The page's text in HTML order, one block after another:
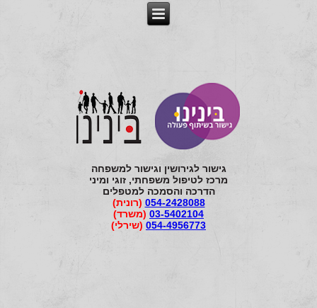
גישור לגירושין וגישור למשפחה
מרכז לטיפול משפחתי, זוגי ומיני
הדרכה והסמכה למטפלים
054-2428088 (רונית)
03-5402104 (משרד)
054-4956773 (שירלי)